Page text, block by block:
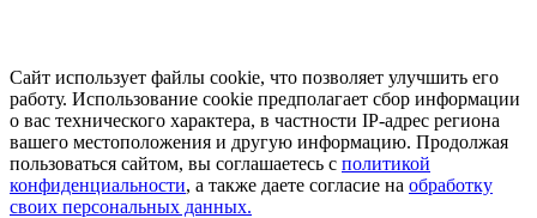
Сайт использует файлы cookie, что позволяет улучшить его
работу. Использование cookie предполагает сбор информации
о вас технического характера, в частности IP-адрес региона
вашего местоположения и другую информацию. Продолжая
пользоваться сайтом, вы соглашаетесь с политикой
конфиденциальности, а также даете согласие на обработку
своих персональных данных.